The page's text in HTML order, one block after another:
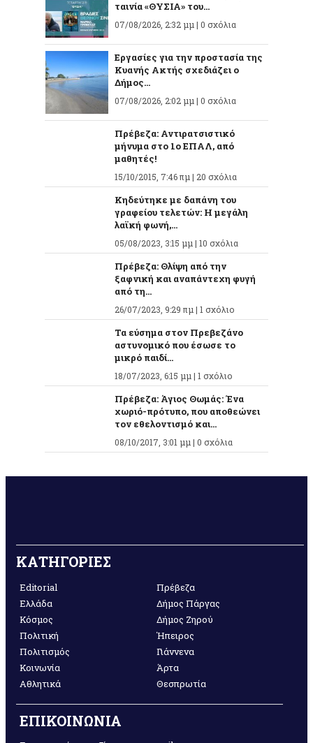
ταινία «ΘΥΣΙΑ» του...
07/08/2026, 2:32 μμ | 0 σχόλια
Εργασίες για την προστασία της
Κυανής Ακτής σχεδιάζει ο
Δήμος...
07/08/2026, 2:02 μμ | 0 σχόλια
Πρέβεζα: Αντιρατσιστικό
μήνυμα στο 1ο ΕΠΑΛ, από
μαθητές!
15/10/2015, 7:46 πμ | 20 σχόλια
Κηδεύτηκε με δαπάνη του
γραφείου τελετών: Η μεγάλη
λαϊκή φωνή,...
05/08/2023, 3:15 μμ | 10 σχόλια
Πρέβεζα: Θλίψη από την
ξαφνική και αναπάντεχη φυγή
από τη...
26/07/2023, 9:29 πμ | 1 σχόλιο
Τα εύσημα στον Πρεβεζάνο
αστυνομικό που έσωσε το
μικρό παιδί...
18/07/2023, 6:15 μμ | 1 σχόλιο
Πρέβεζα: Άγιος Θωμάς: Ένα
χωριό-πρότυπο, που αποθεώνει
τον εθελοντισμό και...
08/10/2017, 3:01 μμ | 0 σχόλια
ΚΑΤΗΓΟΡΙΕΣ
Editorial
Ελλάδα
Κόσμος
Πολιτική
Πολιτισμός
Κοινωνία
Αθλητικά
Πρέβεζα
Δήμος Πάργας
Δήμος Ζηρού
Ήπειρος
Γιάννενα
Άρτα
Θεσπρωτία
ΕΠΙΚΟΙΝΩΝΙΑ